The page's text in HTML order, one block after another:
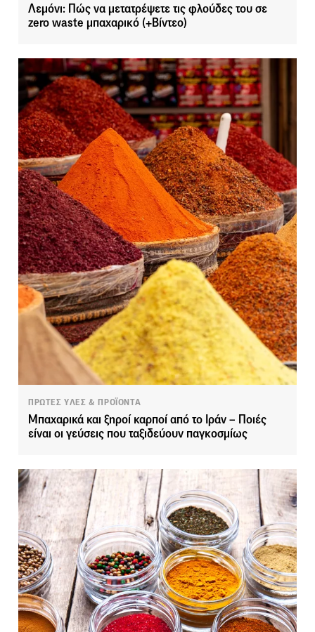
Λεμόνι: Πώς να μετατρέψετε τις φλούδες του σε
zero waste μπαχαρικό (+Βίντεο)
ΠΡΩΤΕΣ ΥΛΕΣ & ΠΡΟΪΟΝΤΑ
Μπαχαρικά και ξηροί καρποί από το Ιράν – Ποιές
είναι οι γεύσεις που ταξιδεύουν παγκοσμίως